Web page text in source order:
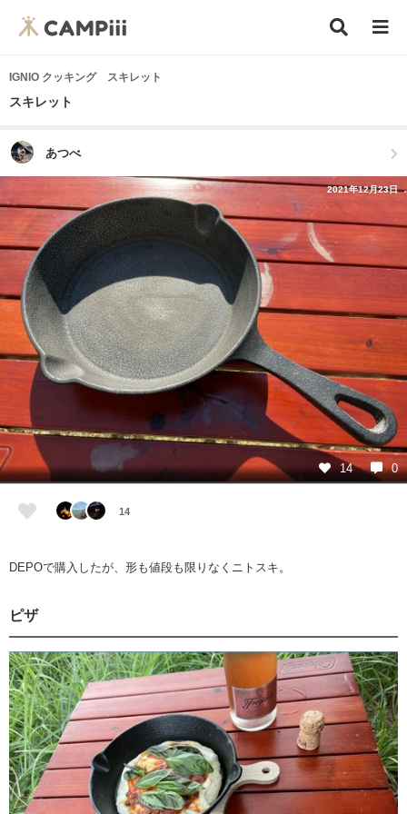
IGNIO クッキング スキレット
スキレット
あつべ
2021年12月23日
14 0
14
DEPOで購入したが、形も値段も限りなくニトスキ。
ピザ